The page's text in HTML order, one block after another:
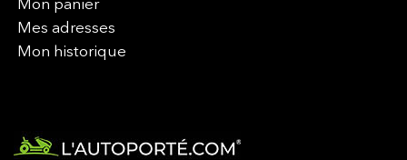
Mon panier
Mes adresses
Mon historique